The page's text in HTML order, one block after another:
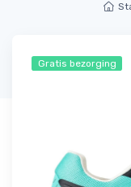
Gratis bezorging